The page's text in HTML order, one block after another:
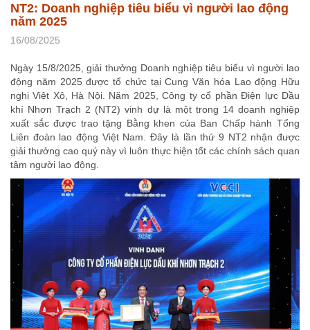
NT2: Doanh nghiệp tiêu biểu vì người lao động
năm 2025
16/08/2025
Ngày 15/8/2025, giải thưởng Doanh nghiệp tiêu biểu vì người lao
động năm 2025 được tổ chức tại Cung Văn hóa Lao động Hữu
nghị Việt Xô, Hà Nội. Năm 2025, Công ty cổ phần Điện lực Dầu
khí Nhơn Trạch 2 (NT2) vinh dự là một trong 14 doanh nghiệp
xuất sắc được trao tặng Bằng khen của Ban Chấp hành Tổng
Liên đoàn lao động Việt Nam. Đây là lần thứ 9 NT2 nhận được
giải thưởng cao quý này vì luôn thực hiện tốt các chính sách quan
tâm người lao động.